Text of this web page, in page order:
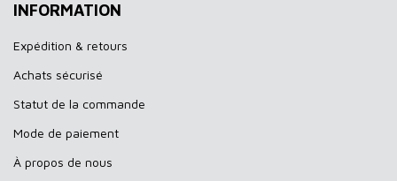
INFORMATION
Expédition & retours
Achats sécurisé
Statut de la commande
Mode de paiement
À propos de nous